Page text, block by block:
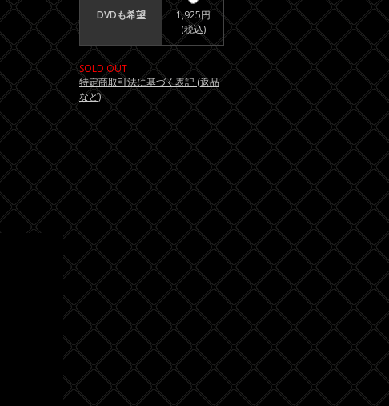
DVDも希望
1,925円
(税込)
SOLD OUT
特定商取引法に基づく表記 (返品
など)